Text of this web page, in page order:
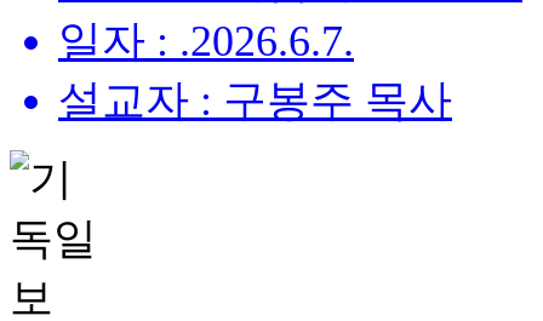
일자 : .2026.6.7.
설교자 : 구봉주 목사